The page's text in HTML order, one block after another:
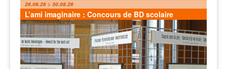
26.06.26 > 30.08.26
L’ami imaginaire : Concours de BD scolaire